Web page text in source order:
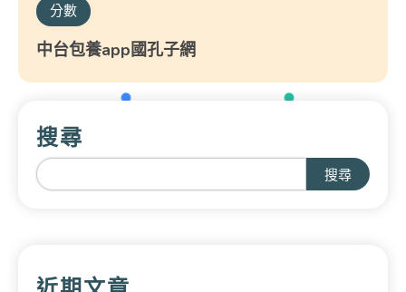
分數
中台包養app國孔子網
搜尋
搜尋